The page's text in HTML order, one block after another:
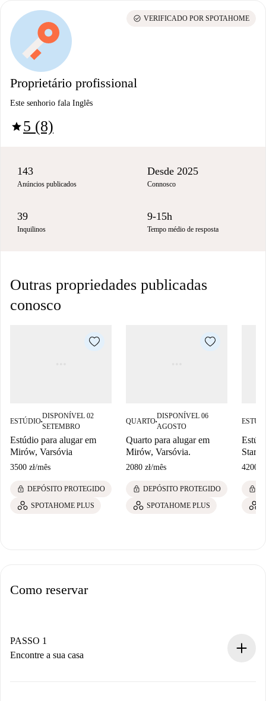
Proprietário profissional
Este senhorio fala Inglês
star5 (8)
check_circle VERIFICADO POR SPOTAHOME
143
Anúncios publicados
Desde 2025
Connosco
39
Inquilinos
9-15h
Tempo médio de resposta
Outras propriedades publicadas
conosco
ESTÚDIO■
DISPONÍVEL 02
SETEMBRO
Estúdio para alugar em
Mirów, Varsóvia
3500 zł/mês
lock DEPÓSITO PROTEGIDO
SPOTAHOME PLUS
QUARTO■
DISPONÍVEL 06
AGOSTO
Quarto para alugar em
Mirów, Varsóvia.
2080 zł/mês
lock DEPÓSITO PROTEGIDO
SPOTAHOME PLUS
Stara
4200 zł
lock
Como reservar
PASSO 1
Encontre a sua casa